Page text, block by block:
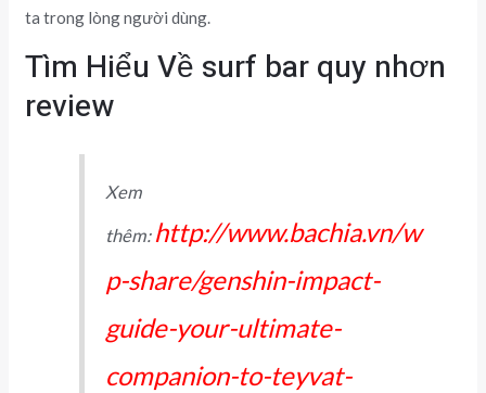
ta trong lòng người dùng.
Tìm Hiểu Về surf bar quy nhơn
review
Xem
thêm: http://www.bachia.vn/w
p-share/genshin-impact-
guide-your-ultimate-
companion-to-teyvat-